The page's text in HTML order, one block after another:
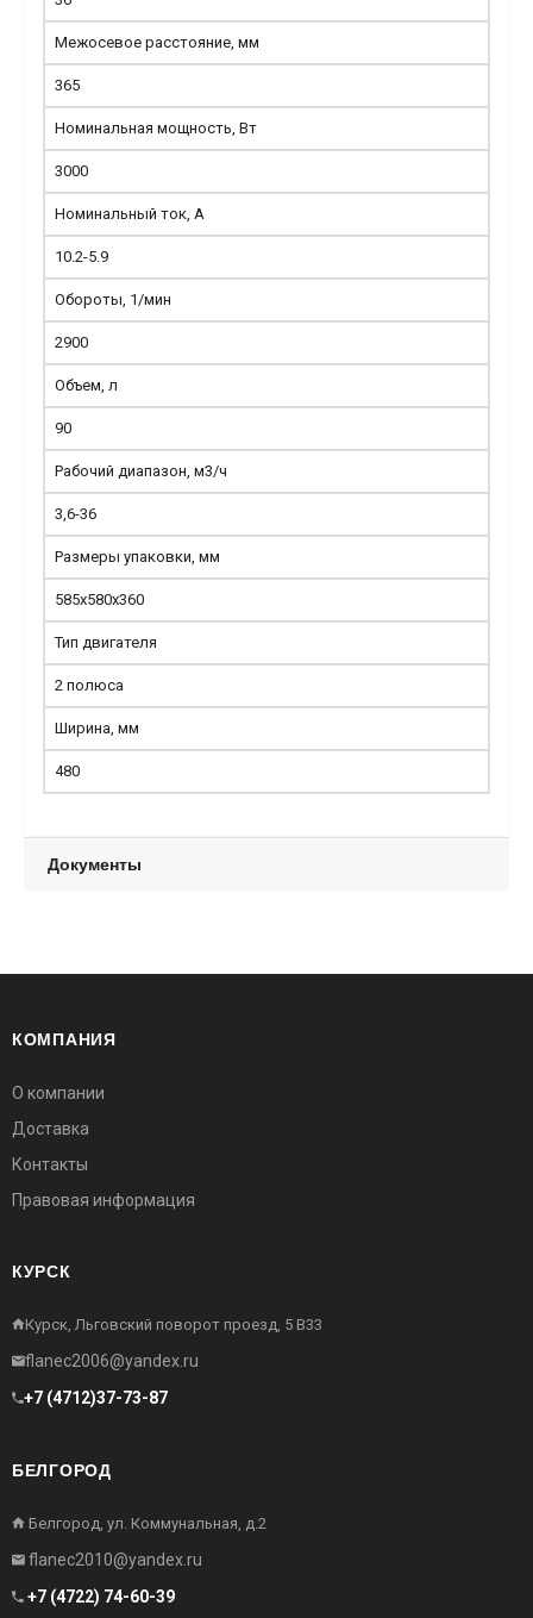
Межосевое расстояние, мм
365
Номинальная мощность, Вт
3000
Номинальный ток, А
10.2-5.9
Обороты, 1/мин
2900
Объем, л
90
Рабочий диапазон, м3/ч
3,6-36
Размеры упаковки, мм
585х580х360
Тип двигателя
2 полюса
Ширина, мм
480
Документы
КОМПАНИЯ
О компании
Доставка
Контакты
Правовая информация
КУРСК
Курск, Льговский поворот проезд, 5 В33
flanec2006@yandex.ru
+7 (4712)37-73-87
БЕЛГОРОД
Белгород, ул. Коммунальная, д.2
flanec2010@yandex.ru
+7 (4722) 74-60-39